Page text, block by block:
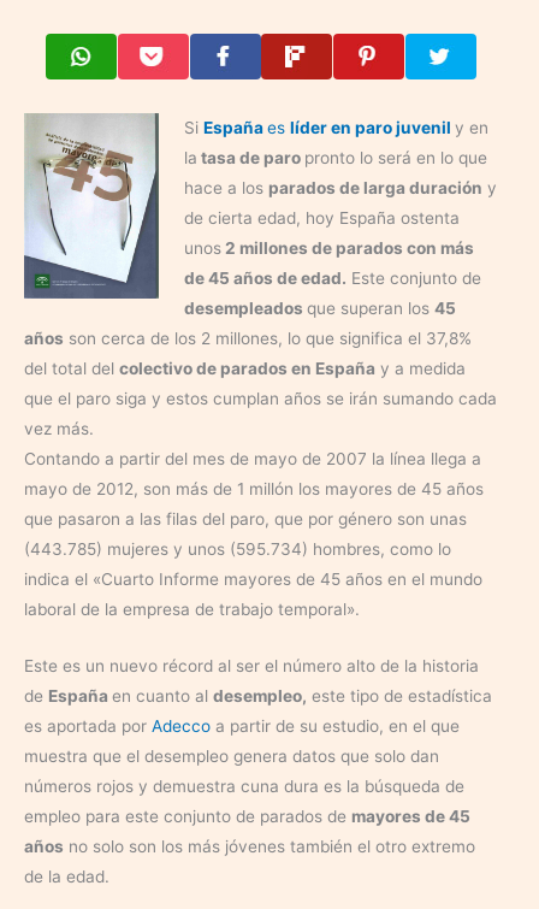
Si Españaes líder en paro juvenil y en
la tasa de paro pronto lo será en lo que
hace a los parados de larga duración y
de cierta edad, hoy España ostenta
unos2 millones de parados con más
de 45 años de edad. Este conjunto de
desempleados que superan los 45
años son cerca de los 2 millones, lo que significa el 37,8%
del total del colectivo de parados en España y a medida
que el paro siga y estos cumplan años se irán sumando cada
vez más.
Contando a partir del mes de mayo de 2007 la línea llega a
mayo de 2012, son más de 1 millón los mayores de 45 años
que pasaron a las filas del paro, que por género son unas
(443.785) mujeres y unos (595.734) hombres, como lo
indica el «Cuarto Informe mayores de 45 años en el mundo
laboral de la empresa de trabajo temporal».
Este es un nuevo récord al ser el número alto de la historia
de España en cuanto al desempleo, este tipo de estadística
es aportada por Adecco a partir de su estudio, en el que
muestra que el desempleo genera datos que solo dan
números rojos y demuestra cuna dura es la búsqueda de
empleo para este conjunto de parados de mayores de 45
años no solo son los más jóvenes también el otro extremo
de la edad.